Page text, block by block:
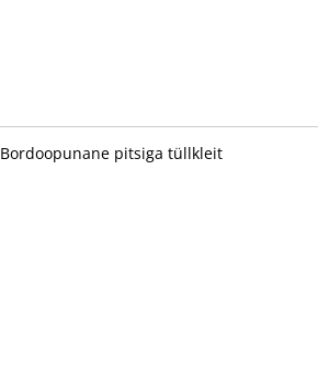
Bordoopunane pitsiga tüllkleit